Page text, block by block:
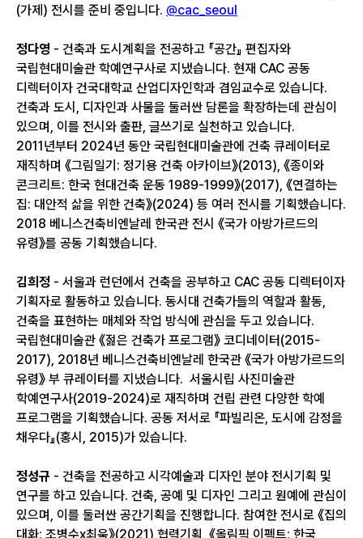
(가제) 전시를 준비 중입니다. @cac_seoul
정다영 - 건축과 도시계획을 전공하고 『공간』 편집자와
국립현대미술관 학예연구사로 지냈습니다. 현재 CAC 공동
디렉터이자 건국대학교 산업디자인학과 겸임교수로 있습니다.
건축과 도시, 디자인과 사물을 둘러싼 담론을 확장하는데 관심이
있으며, 이를 전시와 출판, 글쓰기로 실천하고 있습니다.
2011년부터 2024년 동안 국립현대미술관에 건축 큐레이터로
재직하며 《그림일기: 정기용 건축 아카이브》(2013), 《종이와
콘크리트: 한국 현대건축 운동 1989-1999》(2017), 《연결하는
집: 대안적 삶을 위한 건축》(2024) 등 여러 전시를 기획했습니다.
2018 베니스건축비엔날레 한국관 전시 《국가 아방가르드의
유령》를 공동 기획했습니다.
김희정 - 서울과 런던에서 건축을 공부하고 CAC 공동 디렉터이자
기획자로 활동하고 있습니다. 동시대 건축가들의 역할과 활동,
건축을 표현하는 매체와 작업 방식에 관심을 두고 있습니다.
국립현대미술관 《젊은 건축가 프로그램》 코디네이터(2015-
2017), 2018년 베니스건축비엔날레 한국관 《국가 아방가르드의
유령》 부 큐레이터를 지냈습니다. 서울시립 사진미술관
학예연구사(2019-2024)로 재직하며 건립 관련 다양한 학예
프로그램을 기획했습니다. 공동 저서로 『파빌리온, 도시에 감정을
채우다』(홍시, 2015)가 있습니다.
정성규 - 건축을 전공하고 시각예술과 디자인 분야 전시기획 및
연구를 하고 있습니다. 건축, 공예 및 디자인 그리고 원예에 관심이
있으며, 이를 둘러싼 공간기획을 진행합니다. 참여한 전시로 《집의
대화: 조병수x최욱》(2021) 협력기획, 《올림픽 이펙트: 한국